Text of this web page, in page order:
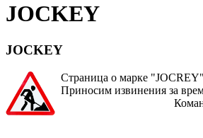
JOCKEY
JOCKEY
Страница о марке
Приносим извинения за
Команда